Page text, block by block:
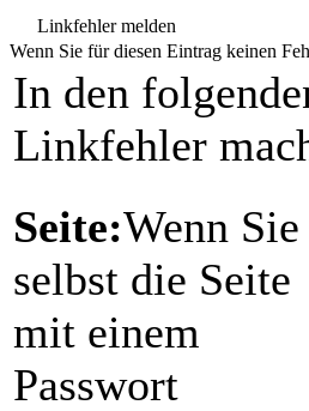
Linkfehler melden
Wenn Sie für diesen Eintrag keinen
In den
Linkfehler
Seite:Wenn Sie
selbst die Seite
mit einem
Passwort